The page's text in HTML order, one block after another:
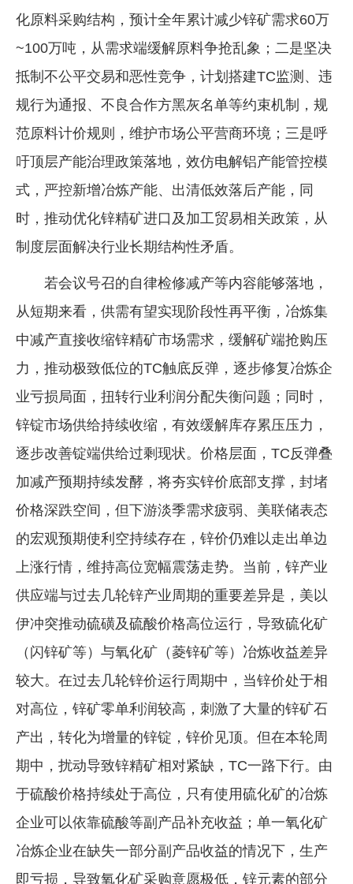
化原料采购结构，预计全年累计减少锌矿需求60万
~100万吨，从需求端缓解原料争抢乱象；二是坚决
抵制不公平交易和恶性竞争，计划搭建TC监测、违
规行为通报、不良合作方黑灰名单等约束机制，规
范原料计价规则，维护市场公平营商环境；三是呼
吁顶层产能治理政策落地，效仿电解铝产能管控模
式，严控新增冶炼产能、出清低效落后产能，同
时，推动优化锌精矿进口及加工贸易相关政策，从
制度层面解决行业长期结构性矛盾。
若会议号召的自律检修减产等内容能够落地，
从短期来看，供需有望实现阶段性再平衡，冶炼集
中减产直接收缩锌精矿市场需求，缓解矿端抢购压
力，推动极致低位的TC触底反弹，逐步修复冶炼企
业亏损局面，扭转行业利润分配失衡问题；同时，
锌锭市场供给持续收缩，有效缓解库存累压压力，
逐步改善锭端供给过剩现状。价格层面，TC反弹叠
加减产预期持续发酵，将夯实锌价底部支撑，封堵
价格深跌空间，但下游淡季需求疲弱、美联储表态
的宏观预期使利空持续存在，锌价仍难以走出单边
上涨行情，维持高位宽幅震荡走势。当前，锌产业
供应端与过去几轮锌产业周期的重要差异是，美以
伊冲突推动硫磺及硫酸价格高位运行，导致硫化矿
（闪锌矿等）与氧化矿（菱锌矿等）冶炼收益差异
较大。在过去几轮锌价运行周期中，当锌价处于相
对高位，锌矿零单利润较高，刺激了大量的锌矿石
产出，转化为增量的锌锭，锌价见顶。但在本轮周
期中，扰动导致锌精矿相对紧缺，TC一路下行。由
于硫酸价格持续处于高位，只有使用硫化矿的冶炼
企业可以依靠硫酸等副产品补充收益；单一氧化矿
冶炼企业在缺失一部分副产品收益的情况下，生产
即亏损，导致氧化矿采购意愿极低，锌元素的部分